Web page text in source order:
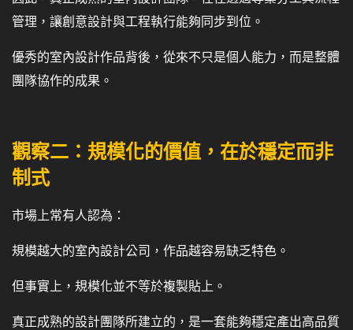
管理，讓創意設計與工程執行能夠同步到位。
優秀的室內設計作品背後，從來不只是個人能力，而是整體
團隊協作的成果。
觀察二：規模化的價值，在於穩定而非
制式
市場上常有人認為：
規模越大的室內設計公司，作品越容易缺乏特色。
但事實上，規模化並不等於複製貼上。
真正成熟的設計團隊所建立的，是一套能夠穩定產出高品質